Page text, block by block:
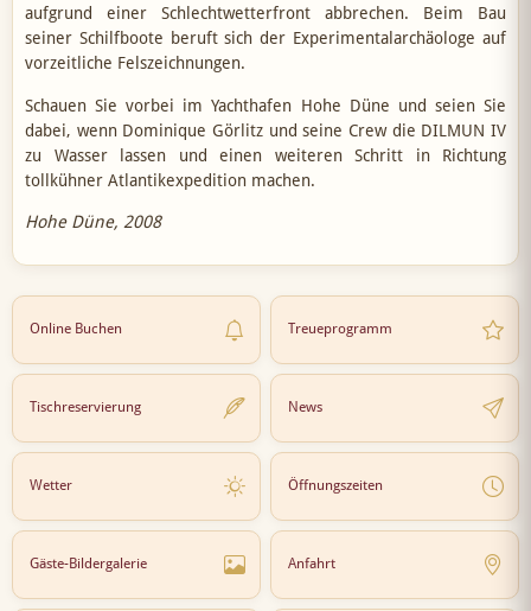
aufgrund einer Schlechtwetterfront abbrechen. Beim Bau
seiner Schilfboote beruft sich der Experimentalarchäologe auf
vorzeitliche Felszeichnungen.
Schauen Sie vorbei im Yachthafen Hohe Düne und seien Sie
dabei, wenn Dominique Görlitz und seine Crew die DILMUN IV
zu Wasser lassen und einen weiteren Schritt in Richtung
tollkühner Atlantikexpedition machen.
Hohe Düne, 2008
Online Buchen Treueprogramm
Tischreservierung News
Wetter Öffnungszeiten
Gäste-Bildergalerie Anfahrt